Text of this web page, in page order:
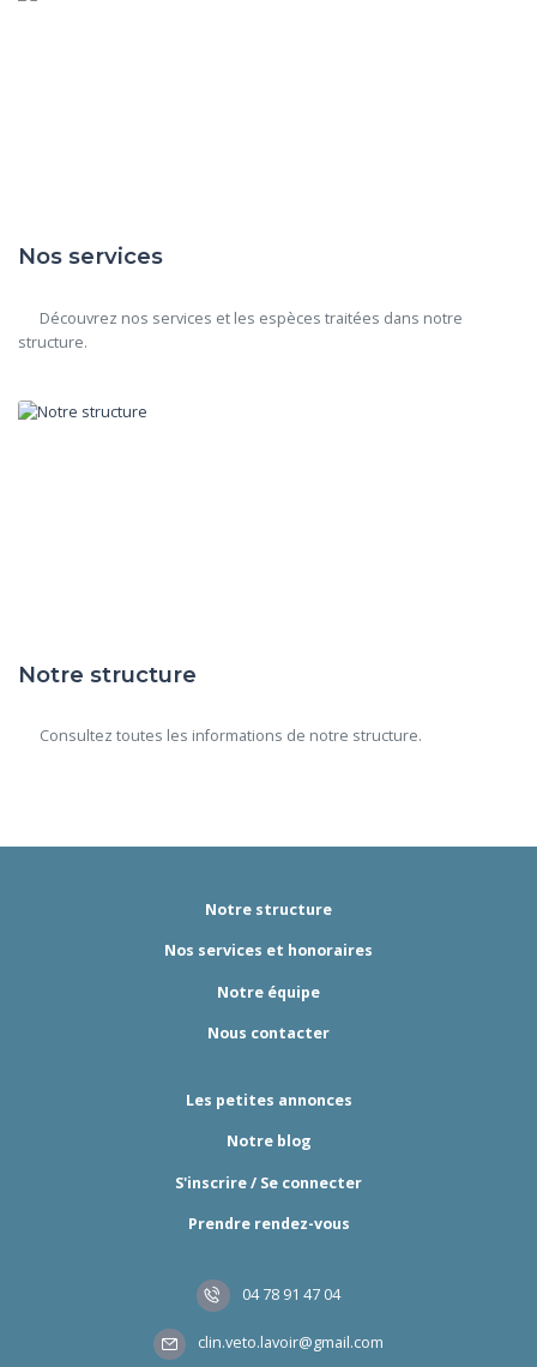
Nos services
structure.
Notre structure
Notre structure
Nos services et honoraires
Notre équipe
Nous contacter
Les petites annonces
Notre blog
S'inscrire / Se connecter
Prendre rendez-vous
04 78 91 47 04
clin.veto.lavoir@gmail.com